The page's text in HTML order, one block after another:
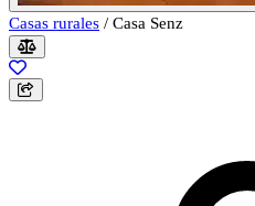
Casas rurales / Casa Senz